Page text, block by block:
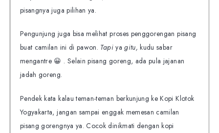
pisangnya juga pilihan ya.
Pengunjung juga bisa melihat proses penggorengan pisang
buat camilan ini di pawon. Tapiyagitu,kudu sabar
mengantre 😀 . Selain pisang goreng, ada pula jajanan
jadah goreng.
Pendek kata kalau teman-teman berkunjung ke Kopi Klotok
Yogyakarta, jangan sampai enggak memesan camilan
pisang gorengnya ya. Cocok dinikmati dengan kopi